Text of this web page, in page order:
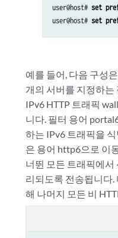
user@host# set
user@host# set
예를 들어, 다음 구성
개의 서버를 지정하
IPv6 HTTP 트래픽
니다. 필터 용어
하는 IPv6 트래픽을
은 용어 http6으로 이
너뛴 모든 트래픽에서
리되도록 전송됩니다.
해 나머지 모든 비